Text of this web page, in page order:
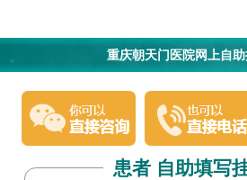
重庆朝天门医院网上自
患者 自助填写